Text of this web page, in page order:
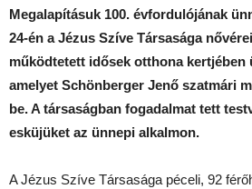
Megalapításuk 100. évfordulójának
24-én a Jézus Szíve Társasága
működtetett idősek otthona kertjében
amelyet Schönberger Jenő szatmári
be. A társaságban fogadalmat tett
esküjüket az ünnepi alkalmon.
A Jézus Szíve Társasága péceli, 92